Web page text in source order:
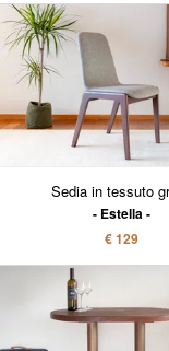
Sedia in tessuto
Estella
€ 129